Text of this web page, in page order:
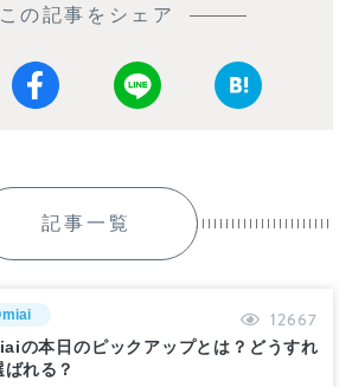
この記事をシェア
記事一覧
12667
の本日のピックアップとは？どうすれ
ばれる？